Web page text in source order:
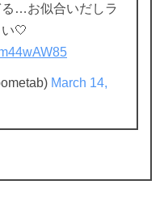
…お似合いだしラ
🤍
March 14,